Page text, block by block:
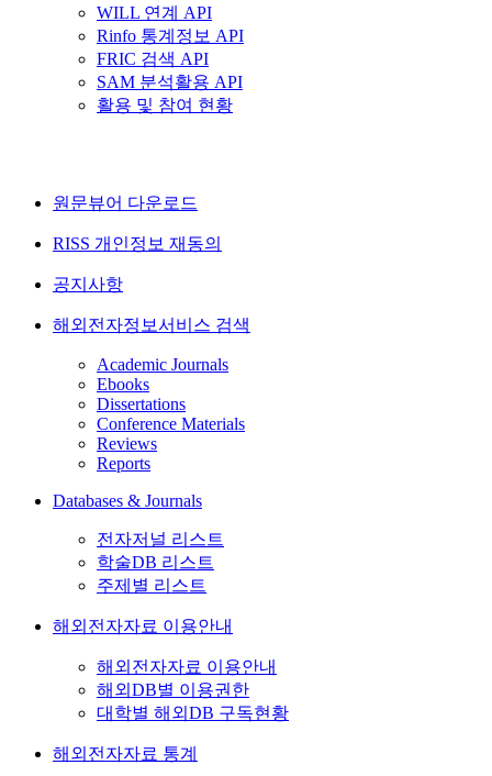
WILL 연계 API
Rinfo 통계정보 API
FRIC 검색 API
SAM 분석활용 API
활용 및 참여 현황
원문뷰어 다운로드
RISS 개인정보 재동의
공지사항
해외전자정보서비스 검색
Academic Journals
Ebooks
Dissertations
Conference Materials
Reviews
Reports
Databases & Journals
전자저널 리스트
학술DB 리스트
주제별 리스트
해외전자자료 이용안내
해외전자자료 이용안내
해외DB별 이용권한
대학별 해외DB 구독현황
해외전자자료 통계